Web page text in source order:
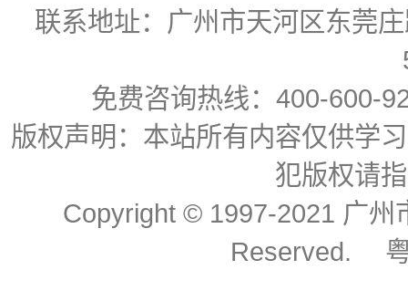
联系地址：广州市天河区东莞
免费咨询热线：400-
版权声明：本站所有内容仅供学
犯版权请
Copyright © 1997-2021 广州
Reserved.